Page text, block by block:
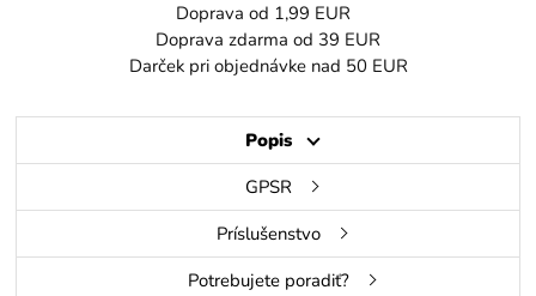
Doprava od 1,99 EUR
Doprava zdarma od 39 EUR
Darček pri objednávke nad 50 EUR
Popis
GPSR
Príslušenstvo
Potrebujete poradiť?